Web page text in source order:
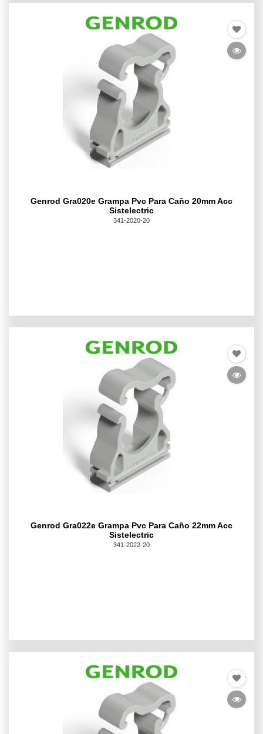
Genrod Gra020e Grampa Pvc Para Caño 20mm Acc
Sistelectric
341-2020-20
Genrod Gra022e Grampa Pvc Para Caño 22mm Acc
Sistelectric
341-2022-20